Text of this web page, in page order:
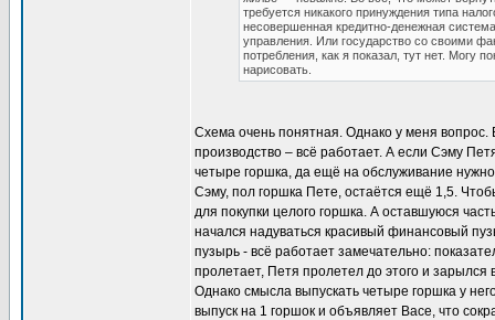
требуется никакого принуждения типа
несовершенная кредитно-денежная
управления. Или государство со своими
потребления, как я показал, тут нет. Могу
нарисовать.
Схема очень понятная. Однако у меня вопрос.
производство – всё работает. А если Сэму
четыре горшка, да ещё на обслуживание
Сэму, пол горшка Пете, остаётся ещё 1,5.
для покупки целого горшка. А оставшуюся
начался надуваться красивый финансовый
пузырь - всё работает замечательно:
пролетает, Петя пролетел до этого и
Однако смысла выпускать четыре горшка у
выпуск на 1 горшок и объявляет Васе, что